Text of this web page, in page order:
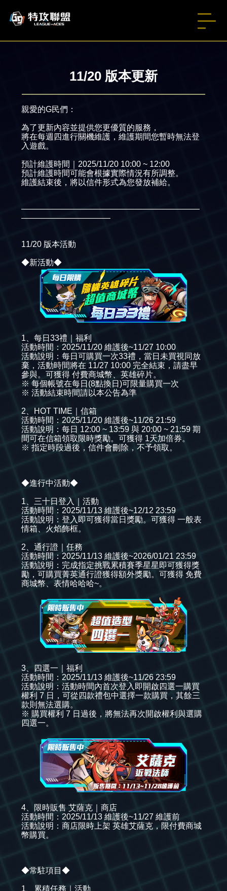
11/20 版本更新
親愛的G民們：
為了更新內容並提供您更優質的服務，
將在每週四進行關機維護，維護期間您暫時無法登
入遊戲。
預計維護時間｜2025/11/20 10:00 ~ 12:00
預計維護時間可能會根據實際情況有所調整。
維護結束後，將以信件形式為您發放補給。
——————————————————————
———————————
11/20 版本活動
◆新活動◆
1、每日33禮｜福利
活動時間：2025/11/20 維護後~11/27 10:00
活動說明：每日可購買一次33禮，當日未買視同放
棄，活動時間將在 11/27 10:00 完全結束，請盡早
參與。可獲得 付費商城幣、英雄碎片。
※ 每個帳號在每日(8點換日)可限量購買一次
※ 活動結束時間請以本公告為準
2、HOT TIME｜信箱
活動時間：2025/11/20 維護後~11/26 21:59
活動說明：每日 12:00 ~ 13:59 與 20:00 ~ 21:59 期
間可在信箱領取限時獎勵。可獲得 1天加倍券。
※ 指定時段過後，信件會刪除，不予領取。
◆進行中活動◆
1、三十日登入｜活動
活動時間：2025/11/13 維護後~12/12 23:59
活動說明：登入即可獲得當日獎勵。可獲得 一般表
情箱、火焰飾框。
2、通行證｜任務
活動時間：2025/11/13 維護後~2026/01/21 23:59
活動說明：完成指定挑戰累積賽季星星即可獲得獎
勵，可購買菁英通行證獲得額外獎勵。可獲得 免費
商城幣、表情哈哈哈~。
3、四選一｜福利
活動時間：2025/11/13 維護後~11/26 23:59
活動說明：活動時間內首次登入即開啟四選一購買
權利 7 日，可從四款禮包中選擇一款購買，其餘三
款則無法選購。
※ 購買權利 7 日過後，將無法再次開啟權利與選購
四選一。
4、限時販售 艾薩克｜商店
活動時間：2025/11/13 維護後~11/27 維護前
活動說明：商店限時上架 英雄艾薩克，限付費商城
幣購買。
◆常駐項目◆
1、累積任務｜活動